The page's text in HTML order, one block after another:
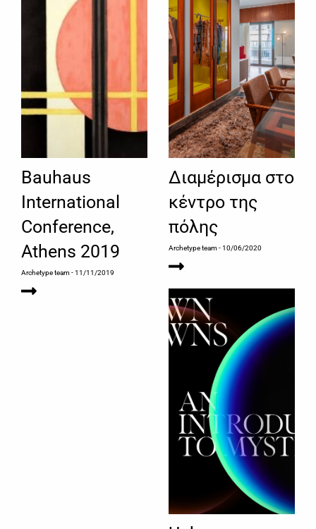
Bauhaus
International
Conference,
Athens 2019
Archetype team- 11/11/2019
Διαμέρισμα στο
κέντρο της
πόλης
Archetype team- 10/06/2020